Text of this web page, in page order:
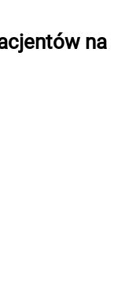
na